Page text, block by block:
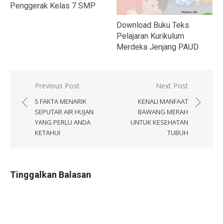
Penggerak Kelas 7 SMP
Download Buku Teks
Pelajaran Kurikulum
Merdeka Jenjang PAUD
Navigasi
pos
Previous Post
5 FAKTA MENARIK
SEPUTAR AIR HUJAN
YANG PERLU ANDA
KETAHUI
Next Post
KENALI MANFAAT
BAWANG MERAH
UNTUK KESEHATAN
TUBUH
Tinggalkan Balasan